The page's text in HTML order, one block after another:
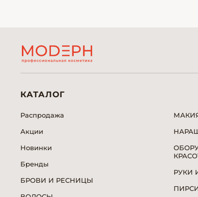
КАТАЛОГ
Распродажа
Акции
Новинки
Бренды
БРОВИ И РЕСНИЦЫ
РУКИ